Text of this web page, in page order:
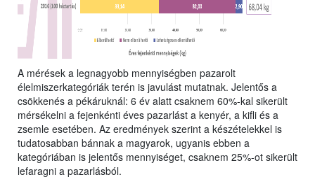
A mérések a legnagyobb mennyiségben pazarolt
élelmiszerkategóriák terén is javulást mutatnak. Jelentős a
csökkenés a pékáruknál: 6 év alatt csaknem 60%-kal sikerült
mérsékelni a fejenkénti éves pazarlást a kenyér, a kifli és a
zsemle esetében. Az eredmények szerint a készételekkel is
tudatosabban bánnak a magyarok, ugyanis ebben a
kategóriában is jelentős mennyiséget, csaknem 25%-ot sikerült
lefaragni a pazarlásból.